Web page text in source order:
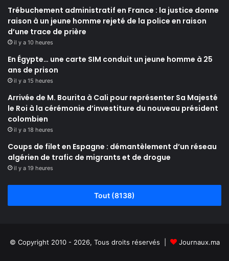
Trébuchement administratif en France : la justice donne
raison à un jeune homme rejeté de la police en raison
d’une trace de prière
il y a 10 heures
En Égypte… une carte SIM conduit un jeune homme à 25
ans de prison
il y a 15 heures
Arrivée de M. Bourita à Cali pour représenter Sa Majesté
le Roi à la cérémonie d’investiture du nouveau président
colombien
il y a 18 heures
Coups de filet en Espagne : démantèlement d’un réseau
algérien de trafic de migrants et de drogue
il y a 19 heures
Tout (8138)
© Copyright 2010 - 2026, Tous droits réservés | Journaux.ma